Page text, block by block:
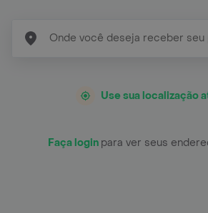
Use sua localização
Faça login para ver seus